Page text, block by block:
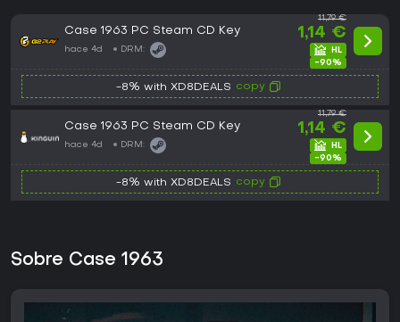
Case 1963 PC Steam CD Key
hace 4d DRM:
11,79 €
1,14 €
-90%
-8% with XD8DEALS copy
Case 1963 PC Steam CD Key
hace 4d DRM:
11,79 €
1,14 €
-90%
-8% with XD8DEALS copy
Sobre Case 1963